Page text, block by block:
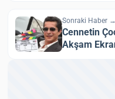
Sonraki Haber →
Cennetin
Akşam